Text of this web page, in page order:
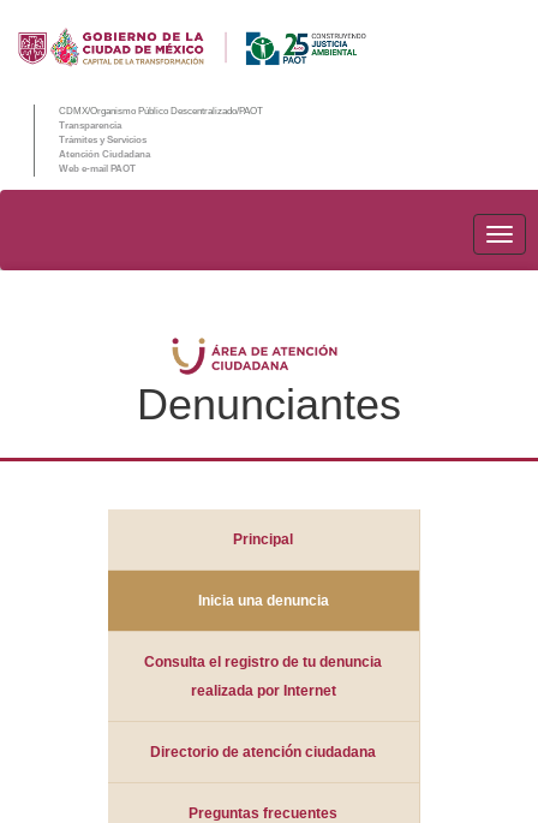
CDMX/Organismo Público Descentralizado/PAOT
Transparencia
Trámites y Servicios
Atención Ciudadana
Web e-mail PAOT
Denunciantes
Principal
Inicia una denuncia
Consulta el registro de tu denuncia
realizada por Internet
Directorio de atención ciudadana
Preguntas frecuentes